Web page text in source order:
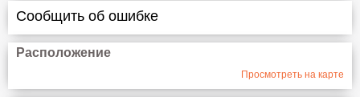
Сообщить об ошибке
Расположение
Просмотреть на карте